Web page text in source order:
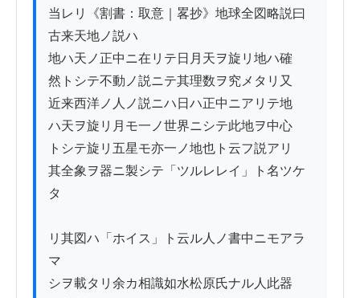
当レリ《割書：取意｜畧抄》地球全図略説曰
古来天地ノ説ハ
地ハ天ノ正中ニ在リテ日月天ヲ旋リ地ハ確
然トシテ不動ノ説ニテ其理数ヲ究メタリ又
近来西洋ノ人ノ説ニハ日ハ正中ニアリテ地
ハ天ヲ旋リ月モ一ノ世界ニシテ此地ヲ中心
トシテ旋リ五星モ亦一ノ地也ト云フ説アリ
其全象ヲ器ニ製シテ「ツルレレイ」ト名ツケ
タ
リ其図ハ「ホイス」ト云ル人ノ書中ニモアラ
マ
シヲ載タリ余カ相識如水松原氏ナル人此器